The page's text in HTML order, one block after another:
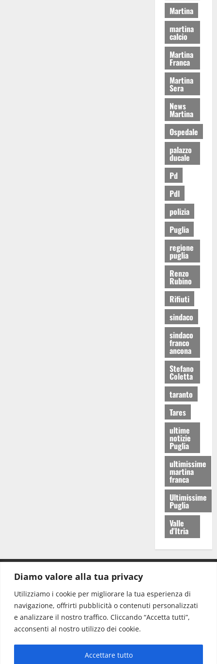
Diamo valore alla tua privacy
Utilizziamo i cookie per migliorare la tua esperienza di
navigazione, offrirti pubblicità o contenuti personalizzati
e analizzare il nostro traffico. Cliccando “Accetta tutti”,
acconsenti al nostro utilizzo dei cookie.
Accettare tutto
Martina
martina
calcio
Martina
Franca
Martina
Sera
News
Martina
Ospedale
palazzo
ducale
Pd
Pdl
polizia
Puglia
regione
puglia
Renzo
Rubino
Rifiuti
sindaco
sindaco
franco
ancona
Stefano
Coletta
taranto
Tares
ultime
notizie
Puglia
ultimissime
martina
franca
Ultimissime
Puglia
Valle
d'Itria
Redazione: redazione@www.martinasera.it
Direttore:direttore@www.martinasera.it
Info & Commerciale:info@www.martinasera.it